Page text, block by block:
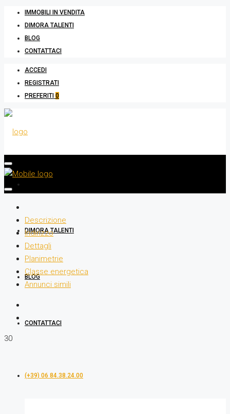
IMMOBILI IN VENDITA
DIMORA TALENTI
BLOG
CONTATTACI
ACCEDI
REGISTRATI
PREFERITI 0
DIMORA TALENTI
BLOG
CONTATTACI
(+39) 06 84.38.24.00
Descrizione
Indirizzo
Dettagli
Planimetrie
Classe energetica
Annunci simili
30